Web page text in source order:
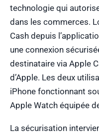
technologie qui
dans les commerces.
Cash depuis
une connexion
destinataire via Apple
d’Apple. Les deux
iPhone fonctionnant
Apple Watch équipée
La sécurisation